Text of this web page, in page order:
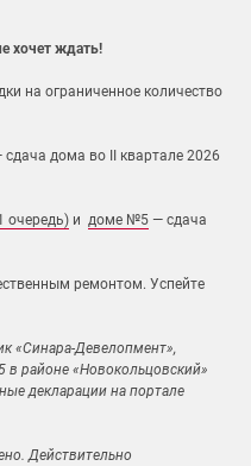
хочет ждать!
на ограниченное количество
сдача дома во II квартале 2026
очередь) и доме №5 — сдача
ремонтом. Успейте
«Синара-Девелопмент»,
в районе «Новокольцовский»
декларации на портале
Действительно